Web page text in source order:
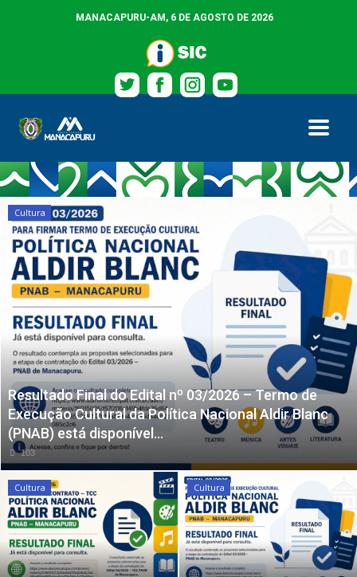
MANACAPURU-AM, 6 DE AGOSTO DE 2026
Cultura
Resultado Final do Edital nº 03/2026 – Termo de
Execução Cultural da Política Nacional Aldir Blanc
(PNAB) está disponível...
103
Cultura Cultura